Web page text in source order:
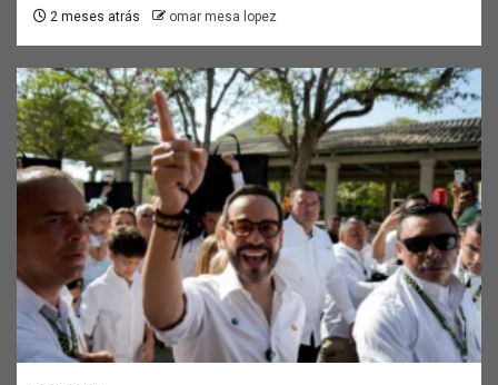
2 meses atrás omar mesa lopez